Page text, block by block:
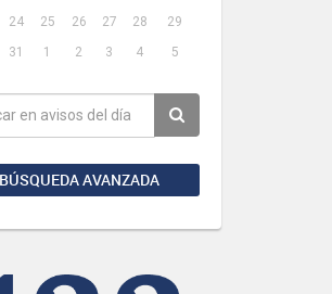
24 25 26 27 28
29
31 1 2 3 4 5
BÚSQUEDA AVANZADA